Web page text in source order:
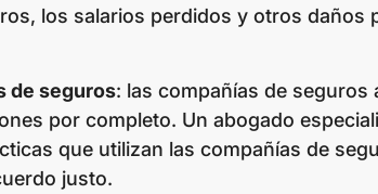
los salarios perdidos y otros daños
de seguros: las compañías de
por completo. Un abogado
que utilizan las compañías de
justo.